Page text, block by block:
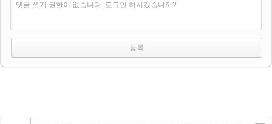
댓글 쓰기 권한이 없습니다. 로그인 하시겠습니까?